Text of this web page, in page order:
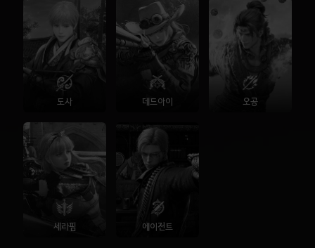
도사 데드아이 오공
세라핌 에이전트